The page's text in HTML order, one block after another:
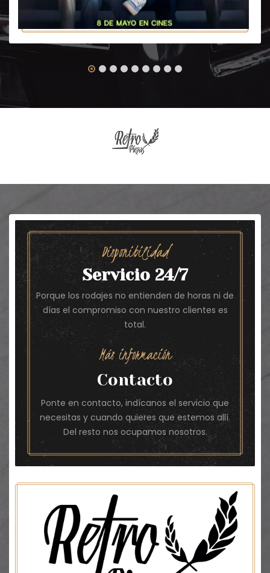
Disponibilidad
Servicio 24/7
Porque los rodajes no entienden de horas ni de
días el compromiso con nuestro clientes es
total.
Más información
Contacto
Ponte en contacto, indícanos el servicio que
necesitas y cuando quieres que estemos allí.
Del resto nos ocupamos nosotros.